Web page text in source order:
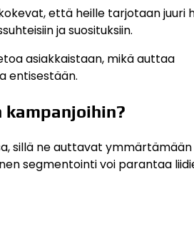
että heille tarjotaan juuri
ja suosituksiin.
asiakkaistaan, mikä auttaa
entisestään.
sillä ne auttavat ymmärtämään
segmentointi voi parantaa